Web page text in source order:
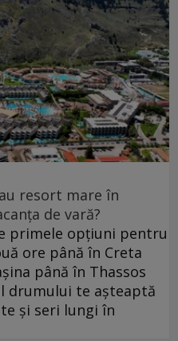
resort mare în
de vară?
primele opțiuni pentru
ore până în Creta
până în Thassos
drumului te așteaptă
și seri lungi în